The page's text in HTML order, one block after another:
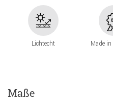
Lichtecht Made
Maße